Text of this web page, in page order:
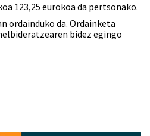
123,25 eurokoa da pertsonako.
ordainduko da. Ordainketa
bidez egingo